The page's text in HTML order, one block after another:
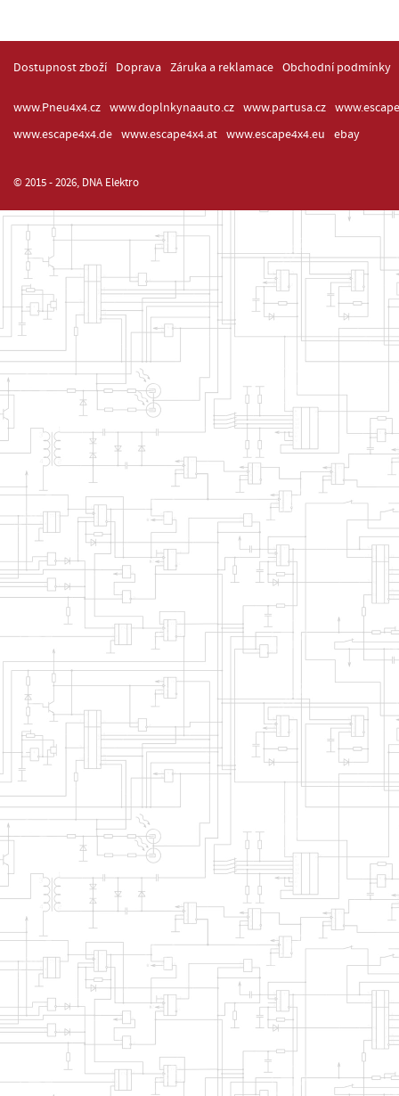
Dostupnost zboží Doprava Záruka a reklamace Obchodní podmínky
www.Pneu4x4.cz www.doplnkynaauto.cz www.partusa.cz
www.escape4x4.de
www.escape4x4.at www.escape4x4.eu ebay
© 2015 - 2026, DNA Elektro